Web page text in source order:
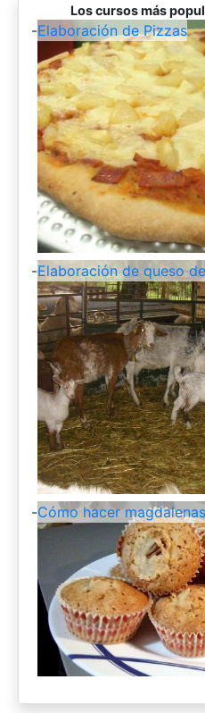
Los cursos más
-Elaboración de Pizzas
-Elaboración de queso
-Cómo hacer magdalenas